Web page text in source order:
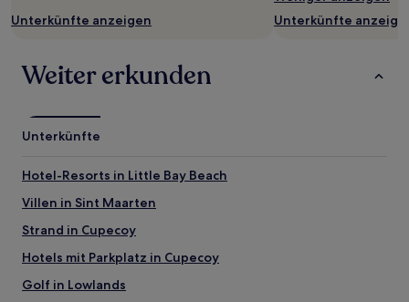
Es
können
Bedingungen
gelten.
Unterkünfte anzeigen
Unterkünfte
Weiter erkunden
Unterkünfte
Hotel-Resorts in Little Bay Beach
Villen in Sint Maarten
Strand in Cupecoy
Hotels mit Parkplatz in Cupecoy
Golf in Lowlands